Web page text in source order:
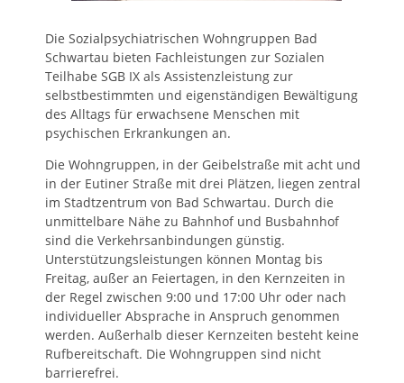
Die Sozialpsychiatrischen Wohngruppen Bad
Schwartau bieten Fachleistungen zur Sozialen
Teilhabe SGB IX als Assistenzleistung zur
selbstbestimmten und eigenständigen Bewältigung
des Alltags für erwachsene Menschen mit
psychischen Erkrankungen an.
Die Wohngruppen, in der Geibelstraße mit acht und
in der Eutiner Straße mit drei Plätzen, liegen zentral
im Stadtzentrum von Bad Schwartau. Durch die
unmittelbare Nähe zu Bahnhof und Busbahnhof
sind die Verkehrsanbindungen günstig.
Unterstützungsleistungen können Montag bis
Freitag, außer an Feiertagen, in den Kernzeiten in
der Regel zwischen 9:00 und 17:00 Uhr oder nach
individueller Absprache in Anspruch genommen
werden. Außerhalb dieser Kernzeiten besteht keine
Rufbereitschaft. Die Wohngruppen sind nicht
barrierefrei.